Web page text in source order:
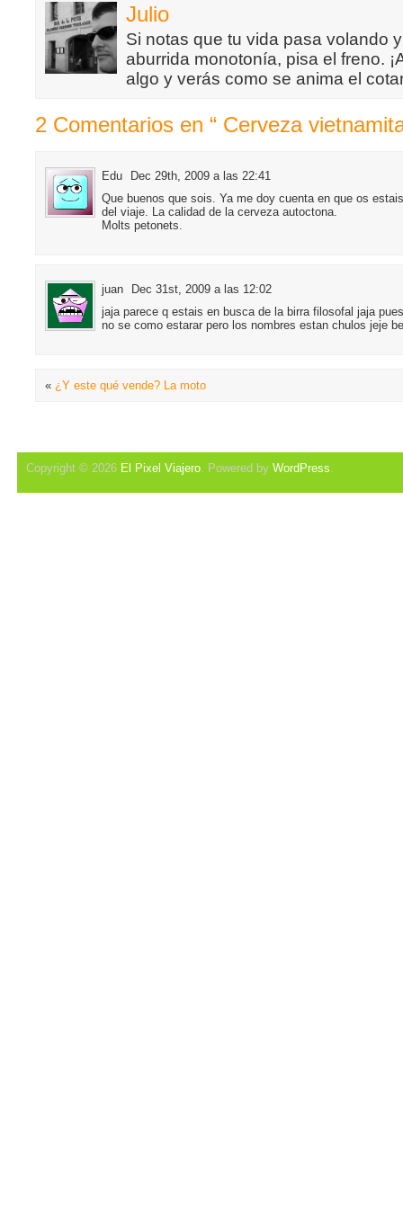
Julio
Si notas que tu vida pasa volando
aburrida monotonía, pisa el freno.
algo y verás como se anima el
2 Comentarios en “ Cerveza
Edu
Dec 29th, 2009 a las 22:41
Que buenos que sois. Ya me doy cuenta en que os
del viaje. La calidad de la cerveza autoctona.
Molts petonets.
juan
Dec 31st, 2009 a las 12:02
jaja parece q estais en busca de la birra filosofal jaja
no se como estarar pero los nombres estan chulos jeje
« ¿Y este qué vende? La moto
Copyright © 2026 El Pixel Viajero. Powered by WordPress.